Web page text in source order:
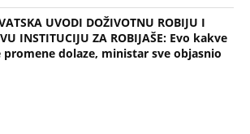
UVODI DOŽIVOTNU ROBIJU I
INSTITUCIJU ZA ROBIJAŠE: Evo kakve
promene dolaze, ministar sve objasnio